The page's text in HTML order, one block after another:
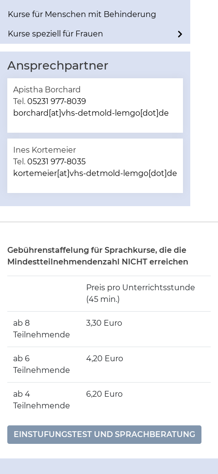
Kurse für Menschen mit Behinderung
Kurse speziell für Frauen
Ansprechpartner
Apistha Borchard
Tel. 05231 977-8039
borchard[at]vhs-detmold-lemgo[dot]de
Ines Kortemeier
Tel. 05231 977-8035
kortemeier[at]vhs-detmold-lemgo[dot]de
Gebührenstaffelung für Sprachkurse, die die
Mindestteilnehmendenzahl NICHT erreichen
Preis pro Unterrichtsstunde
(45 min.)
ab 8
Teilnehmende
3,30 Euro
ab 6
Teilnehmende
4,20 Euro
ab 4
Teilnehmende
6,20 Euro
EINSTUFUNGSTEST UND SPRACHBERATUNG